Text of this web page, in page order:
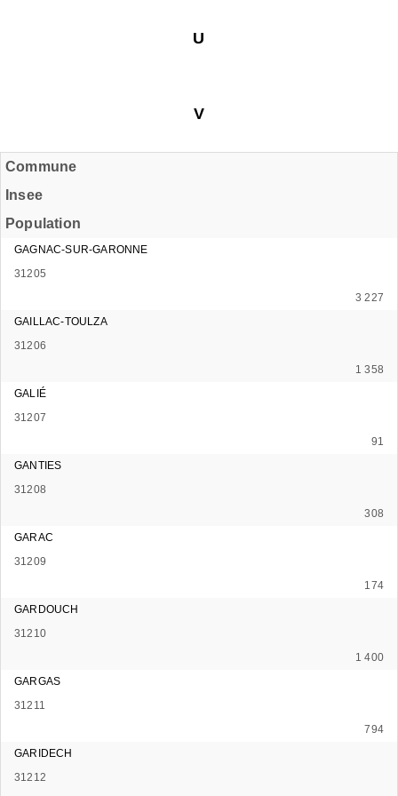
U
V
Commune
Insee
Population
GAGNAC-SUR-GARONNE
31205
3 227
GAILLAC-TOULZA
31206
1 358
GALIÉ
31207
91
GANTIES
31208
308
GARAC
31209
174
GARDOUCH
31210
1 400
GARGAS
31211
794
GARIDECH
31212